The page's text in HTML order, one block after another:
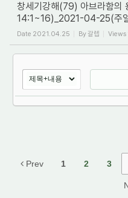
창세기강해(79) 아브라함의
14:1~16)_2021-04-25(주
Date 2021.04.25 By갈렙 Views
Prev 1 2 3